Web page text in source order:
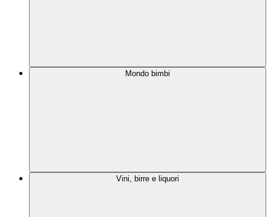
Mondo bimbi
Vini, birre e liquori